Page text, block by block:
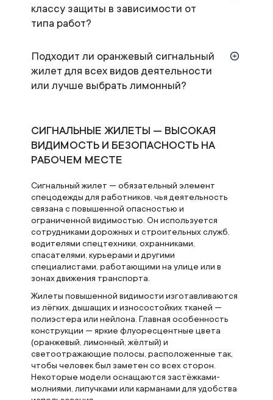
классу защиты в зависимости от
типа работ?
Подходит ли оранжевый сигнальный
жилет для всех видов деятельности
или лучше выбрать лимонный?
СИГНАЛЬНЫЕ ЖИЛЕТЫ — ВЫСОКАЯ
ВИДИМОСТЬ И БЕЗОПАСНОСТЬ НА
РАБОЧЕМ МЕСТЕ
Сигнальный жилет — обязательный элемент
спецодежды для работников, чья деятельность
связана с повышенной опасностью и
ограниченной видимостью. Он используется
сотрудниками дорожных и строительных служб,
водителями спецтехники, охранниками,
спасателями, курьерами и другими
специалистами, работающими на улице или в
зонах движения транспорта.
Жилеты повышенной видимости изготавливаются
из лёгких, дышащих и износостойких тканей —
полиэстера или нейлона. Главная особенность
конструкции — яркие флуоресцентные цвета
(оранжевый, лимонный, жёлтый) и
светоотражающие полосы, расположенные так,
чтобы человек был заметен со всех сторон.
Некоторые модели оснащаются застёжками-
молниями, липучками или карманами для удобства